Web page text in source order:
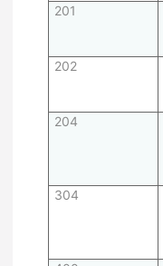
201
202
204
304